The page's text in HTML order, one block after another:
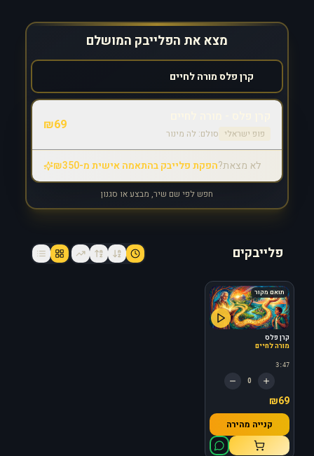
מצא את הפלייבק המושלם
פופ ישראלי סולם: לה מינור
₪69
לא מצאת?הפקת פלייבק בהתאמה אישית מ-₪350
חפש לפי שם שיר, מבצע או סגנון
פלייבקים
תואם מקור
קרן פלס
מורה לחיים
3:47
0
₪69
קנייה מהירה